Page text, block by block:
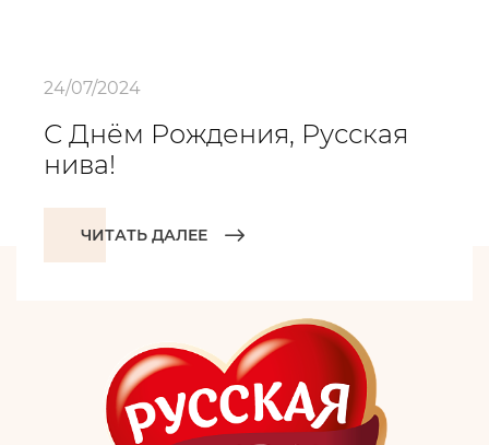
24/07/2024
С Днём Рождения, Русская
нива!
ЧИТАТЬ ДАЛЕЕ